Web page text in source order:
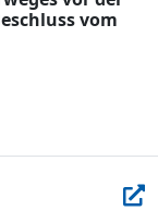
vom